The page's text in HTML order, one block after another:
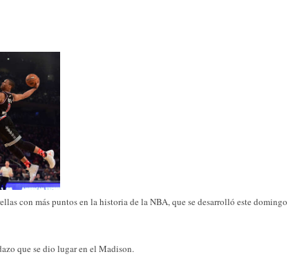
con más puntos en la historia de la NBA, que se desarrolló este domingo
que se dio lugar en el Madison.